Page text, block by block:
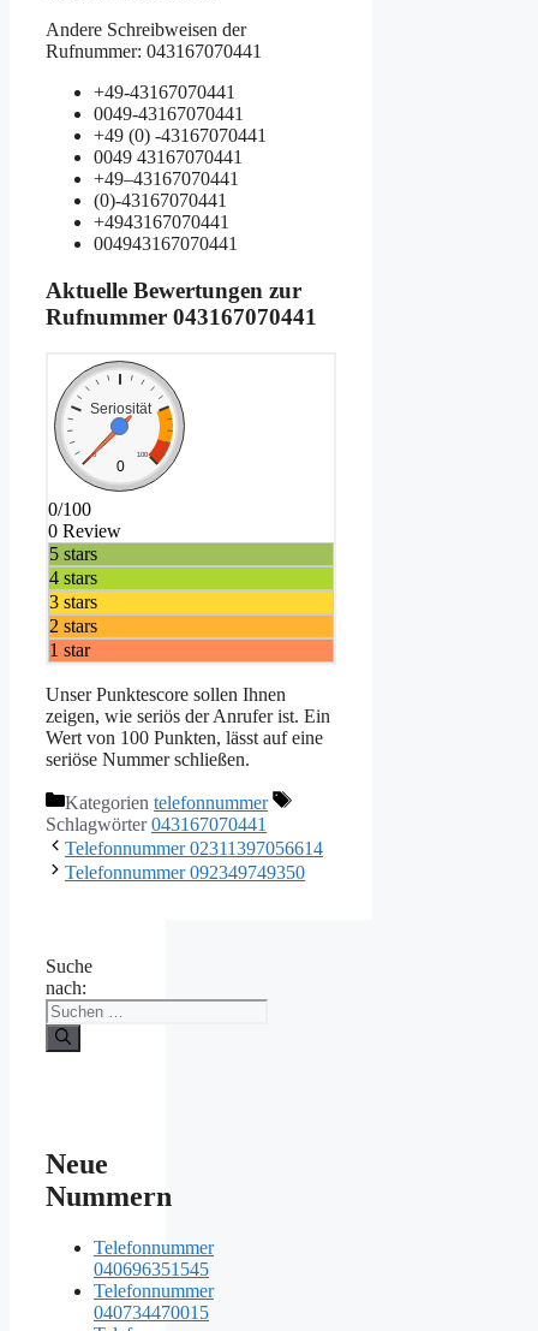
Andere Schreibweisen der
Rufnummer: 043167070441
+49-43167070441
0049-43167070441
+49 (0) -43167070441
0049 43167070441
+49–43167070441
(0)-43167070441
+4943167070441
004943167070441
Aktuelle Bewertungen zur
Rufnummer 043167070441
Seriosität
0 100
0
0/100
0 Review
5 stars
4 stars
3 stars
2 stars
1 star
Unser Punktescore sollen Ihnen
zeigen, wie seriös der Anrufer ist. Ein
Wert von 100 Punkten, lässt auf eine
seriöse Nummer schließen.
Kategorien telefonnummer
Schlagwörter043167070441
Telefonnummer 02311397056614
Telefonnummer 092349749350
Suche
nach:
Neue
Nummern
Telefonnummer
040696351545
Telefonnummer
040734470015